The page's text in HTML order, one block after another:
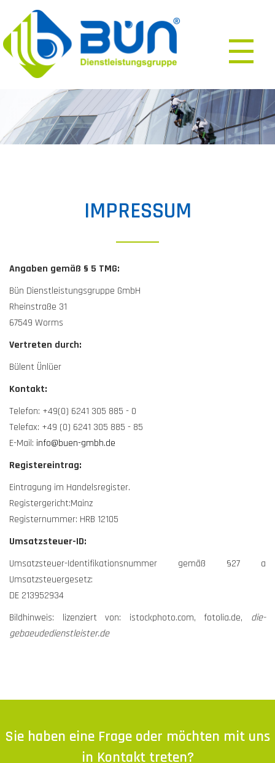
IMPRESSUM
Angaben gemäß § 5 TMG:
Bün Dienstleistungsgruppe GmbH
Rheinstraße 31
67549 Worms
Vertreten durch:
Bülent Ünlüer
Kontakt:
Telefon: +49(0) 6241 305 885 - 0
Telefax: +49 (0) 6241 305 885 - 85
E-Mail: info@buen-gmbh.de
Registereintrag:
Eintragung im Handelsregister.
Registergericht:Mainz
Registernummer: HRB 12105
Umsatzsteuer-ID:
Umsatzsteuer-Identifikationsnummer gemäß §27 a
Umsatzsteuergesetz:
DE 213952934
Bildhinweis: lizenziert von: istockphoto.com, fotolia.de, die-
gebaeudedienstleister.de
Sie haben eine Frage oder möchten mit uns
in Kontakt treten?